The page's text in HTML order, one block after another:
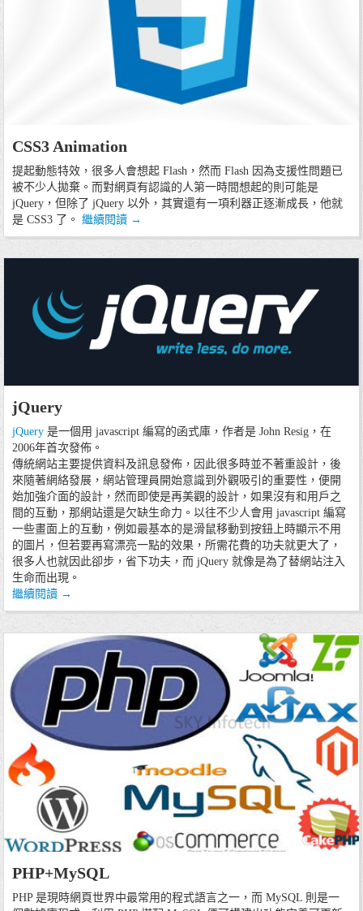
程式技術
CSS3 Animation
提起動態特效，很多人會想起 Flash，然而 Flash 因為支援性問題已
被不少人拋棄。而對網頁有認識的人第一時間想起的則可能是
jQuery，但除了 jQuery 以外，其實還有一項利器正逐漸成長，他就
是 CSS3 了。繼續閱讀 →
15/07/13
程式技術
jQuery
jQuery 是一個用 javascript 編寫的函式庫，作者是 John Resig，在
2006年首次發佈。
傳統網站主要提供資料及訊息發佈，因此很多時並不著重設計，後
來隨著網絡發展，網站管理員開始意識到外觀吸引的重要性，便開
始加強介面的設計，然而即使是再美觀的設計，如果沒有和用戶之
間的互動，那網站還是欠缺生命力。以往不少人會用 javascript 編寫
一些畫面上的互動，例如最基本的是滑鼠移動到按鈕上時顯示不用
的圖片，但若要再寫漂亮一點的效果，所需花費的功夫就更大了，
很多人也就因此卻步，省下功夫，而 jQuery 就像是為了替網站注入
生命而出現。
繼續閱讀 →
程式技術
PHP+MySQL
PHP 是現時網頁世界中最常用的程式語言之一，而 MySQL 則是一